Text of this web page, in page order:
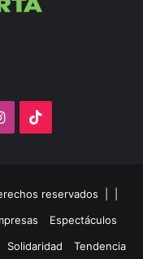
Instagram
reservados |
Espectáculos
Solidaridad Tendencia